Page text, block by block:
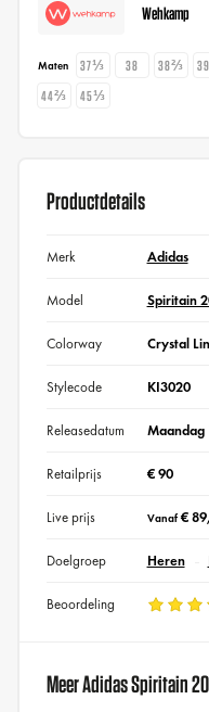
Wehkamp
Maten 37⅓ 38 38⅔
44⅔
45⅓
Productdetails
Merk Adidas
Model Spiritain
Colorway Crystal
Stylecode KI3020
Releasedatum Maandag
Retailprijs € 90
Live prijs Vanaf€
Doelgroep Heren
Beoordeling
Meer Adidas Spiritain